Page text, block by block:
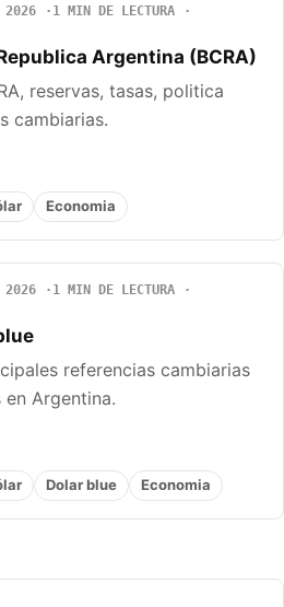
2026
1 MIN DE LECTURA
Argentina (BCRA)
reservas, tasas, politica
cambiarias.
Economia
2026
1 MIN DE LECTURA
referencias cambiarias
Argentina.
Dolar blue Economia